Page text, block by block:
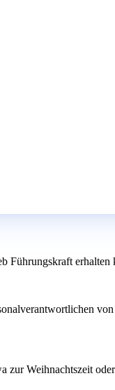
Führungskraft erhalten
Weihnachtszeit